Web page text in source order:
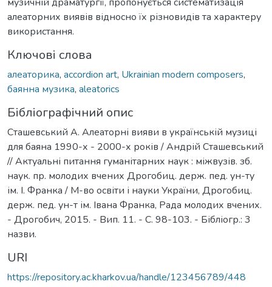
алеаторних виявів відносно їх різновидів та характеру
використання.
Ключові слова
алеаторика, accordion art, Ukrainian modern composers,
баянна музика, aleatorics
Бібліографічний опис
Сташевський А. Алеаторні вияви в українській музиці
для баяна 1990-х - 2000-х років / Андрій Сташевський
// Актуальні питання гуманітарних наук : міжвузів. зб.
наук. пр. молодих вчених Дрогобиц. держ. пед. ун-ту
ім. І. Франка / М-во освіти і науки України, Дрогобиц.
держ. пед. ун-т ім. Івана Франка, Рада молодих вчених.
- Дрогобич, 2015. - Вип. 11. - С. 98-103. - Бібліогр.: 3
назви.
URI
https://repository.ac.kharkov.ua/handle/123456789/448